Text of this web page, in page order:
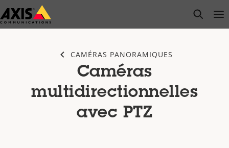
Passer
au
open
CAMÉRAS PANORAMIQUES
Caméras
multidirectionnelles
avec PTZ